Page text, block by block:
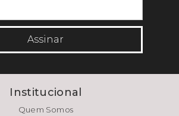
Assinar
Institucional
Quem Somos